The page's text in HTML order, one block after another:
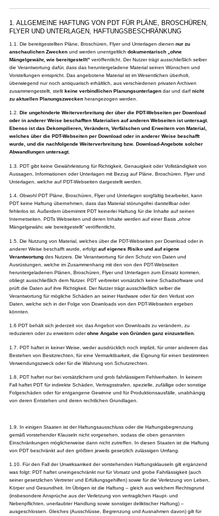
1. ALLGEMEINE HAFTUNG VON PDT FÜR PLÄNE, BROSCHÜREN,
FLYER UND UNTERLAGEN, HAFTUNGSBESCHRÄNKUNG
1.1. Die bereitgestellten Pläne, Broschüren, Flyer und Unterlagen dienen nur zu
anschaulichen Zweckenund werden unentgeltlich dokumentarisch „ohne
Mängelgewähr, wie bereitgestellt”veröffentlicht. Der Nutzer trägt ausschließlich selber
die Verantwortung dafür, dass das heruntergeladene Material seinen Wünschen und
Vorstellungen entspricht. Das angebotene Material ist im Wesentlichen überholt,
überwiegend nur noch antiquarisch erhältlich, aus verschiedenen privaten Archiven
zusammengestellt, stellt keine verbindlichen Planungsunterlagendar und darf nicht
zu aktuellen Planungszweckenherangezogen werden.
1.2. Die ungehinderte Weiterverbreitung der über die PDT-Webseiten per Download
oder in anderer Weise beschafften Materialien auf anderen Webseiten ist untersagt.
Ebenso ist das Dekompilieren, Verändern, Verfälschen und Erweitern von Material,
welches über die PDT-Webseiten per Download oder in anderer Weise beschafft
wurde, und die nachfolgende Weiterverbreitung bzw. Download-Angebote solcher
Abwandlungen untersagt.
1.3. PDT gibt keine Gewährleistung für Richtigkeit, Genauigkeit oder Vollständigkeit von
Aussagen, Informationen oder Unterlagen mit Bezug auf Pläne, Broschüren, Flyer und
Unterlagen, welche auf PDT-Webseiten dargestellt werden.
1.4. Obwohl PDT Pläne, Broschüren, Flyer und Unterlagen sorgfältig bearbeitet, kann
PDT keine Haftung übernehmen, dass das Material störungsfrei darstellbar oder
fehlerlos ist. Außerdem übernimmt PDT keinerlei Haftung für die Inhalte auf seinen
Internetseiten. PDTs Webseiten und deren Inhalte werden auf einer Basis „ohne
Mängelgewähr, wie bereitgestellt” veröffentlicht.
1.5. Die Nutzung von Material, welches über die PDT-Webseiten per Download oder in
anderer Weise beschafft wurde, erfolgt auf eigenes Risiko und auf eigene
Verantwortungdes Nutzers. Die Verantwortung für den Schutz von Daten und
Ausrüstungen, welche im Zusammenhang mit den von den PDT-Webseiten
heruntergeladenen Plänen, Broschüren, Flyer und Unterlagen zum Einsatz kommen,
obliegt ausschließlich dem Nutzer. PDT verbreitet vorsätzlich keine Schadsoftware und
prüft die Daten auf ihre Richtigkeit. Der Nutzer trägt ausschließlich selber die
Verantwortung für mögliche Schäden an seiner Hardware oder für den Verlust von
Daten, welche sich in der Folge von Downloads von den PDT-Webseiten ergeben
könnten.
1.6 PDT behält sich jederzeit vor, das Angebot von Downloads zu verändern, zu
reduzieren oder zu erweitern oderohne Angabe von Gründen ganz einzustellen.
1.7. PDT haftet in keiner Weise, weder ausdrücklich noch implizit, für unter anderem das
Bestehen von Besitzrechten, für eine Vermarktbarkeit, die Eignung für einen bestimmten
Verwendungszweck oder für die Wahrung von Schutzrechten.
1.8. PDT haftet nur bei vorsätzlichem und grob fahrlässigem Fehlverhalten. In keinem
Fall haftet PDT für indirekte Schäden, Vertragsstrafen, spezielle, zufällige oder sonstige
Folgeschäden oder für entgangene Gewinne und für Produktionsausfälle, unabhängig
von deren Entstehen und deren rechtlichen Grundlagen.
1.9. In einigen Staaten ist der Haftungsausschluss oder die Haftungsbegrenzung
gemäß vorstehender Klauseln nicht vorgesehen, sodass die oben genannten
Einschränkungen möglicherweise dann nicht zutreffen. In diesen Staaten ist die Haftung
von PDT beschränkt auf den größten jeweils gesetzlich zulässigen Umfang.
1.10. Für den Fall der Unwirksamkeit der vorstehenden Haftungsklauseln gilt ergänzend
was folgt: PDT haftet uneingeschränkt nur für Vorsatz und grobe Fahrlässigkeit (auch
seiner gesetzlichen Vertreter und Erfüllungsgehilfen) sowie für die Verletzung von Leben,
Körper und Gesundheit. Im Übrigen ist die Haftung – gleich aus welchem Rechtsgrund
(insbesondere Ansprüche aus der Verletzung von vertraglichen Haupt- und
Nebenpflichten, unerlaubter Handlung sowie sonstiger deliktischer Haftung) –
ausgeschlossen. Gleiches (Ausschlüsse, Begrenzung und Ausnahmen davon) gilt für